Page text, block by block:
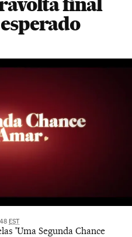
EST
'Uma Segunda Chance